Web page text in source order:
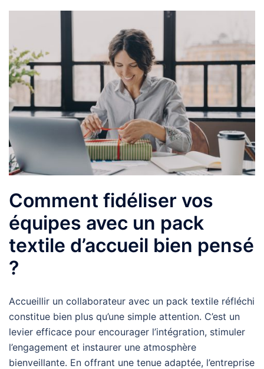
Comment fidéliser vos
équipes avec un pack
textile d’accueil bien pensé
?
Accueillir un collaborateur avec un pack textile réfléchi
constitue bien plus qu’une simple attention. C’est un
levier efficace pour encourager l’intégration, stimuler
l’engagement et instaurer une atmosphère
bienveillante. En offrant une tenue adaptée, l’entreprise